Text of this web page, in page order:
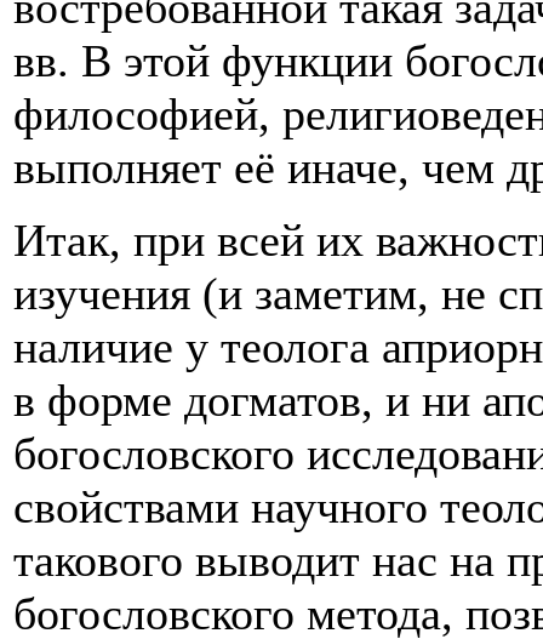
вв. В этой функции
философией,
выполняет её иначе, чем
Итак, при всей их
изучения (и заметим, не
наличие у теолога
в форме догматов, и ни
богословского
свойствами научного
такового выводит нас на
богословского метода,